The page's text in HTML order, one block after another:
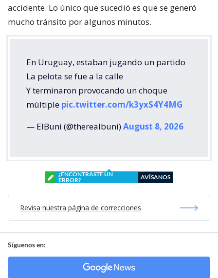
accidente. Lo único que sucedió es que se generó
mucho tránsito por algunos minutos.
En Uruguay, estaban jugando un partido
La pelota se fue a la calle
Y terminaron provocando un choque
múltiple pic.twitter.com/k3yxS4Y4MG
— ElBuni (@therealbuni)August 8, 2026
¿ENCONTRASTE UN
ERROR?
AVÍSANOS
Revisa nuestra página de correcciones
Síguenos en: